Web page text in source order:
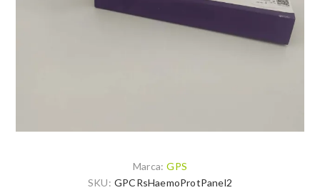
Marca: GPS
SKU: GPCRsHaemoProtPanel2